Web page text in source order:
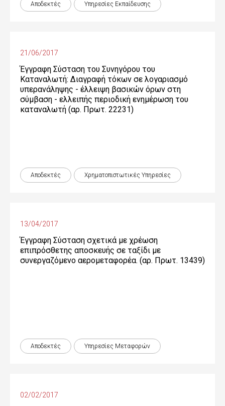
Αποδεκτές Υπηρεσίες Εκπαίδευσης
21/06/2017
Έγγραφη Σύσταση του Συνηγόρου του
Καταναλωτή: Διαγραφή τόκων σε λογαριασμό
υπερανάληψης - έλλειψη βασικών όρων στη
σύμβαση - ελλειπής περιοδική ενημέρωση του
καταναλωτή (αρ. Πρωτ. 22231)
Αποδεκτές Χρηματοπιστωτικές Yπηρεσίες
13/04/2017
Έγγραφη Σύσταση σχετικά με χρέωση
επιπρόσθετης αποσκευής σε ταξίδι με
συνεργαζόμενο αερομεταφορέα. (αρ. Πρωτ. 13439)
Αποδεκτές Υπηρεσίες Μεταφορών
02/02/2017